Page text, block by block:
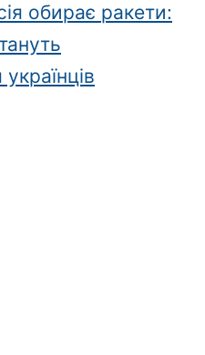
обирає ракети: